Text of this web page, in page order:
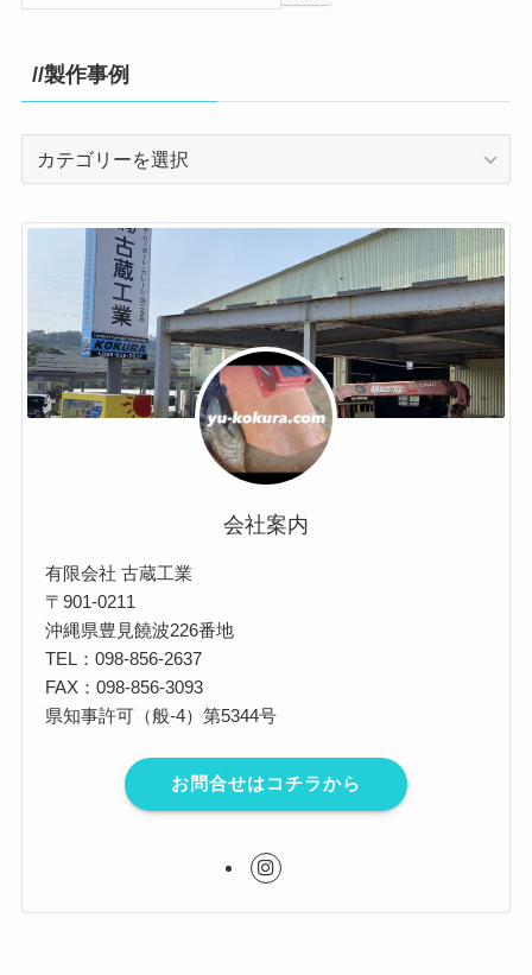
//製作事例
事
会社案内
有限会社 古蔵工業
〒901-0211
沖縄県豊見饒波226番地
TEL：098-856-2637
FAX：098-856-3093
県知事許可（般-4）第5344号
お問合せはコチラから